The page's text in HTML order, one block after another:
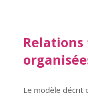
Le modèle décrit